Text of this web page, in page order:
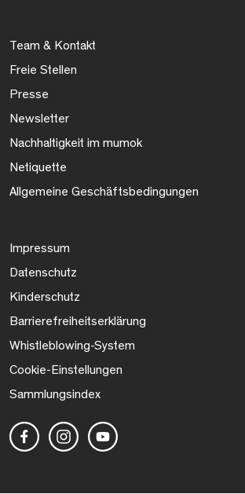
Team & Kontakt
Freie Stellen
Presse
Newsletter
Nachhaltigkeit im mumok
Netiquette
Allgemeine Geschäftsbedingungen
Impressum
Datenschutz
Kinderschutz
Barrierefreiheitserklärung
Whistleblowing-System
Cookie-Einstellungen
Sammlungsindex